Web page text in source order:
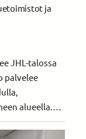
ja
JHL-talossa
palvelee
alueella.…